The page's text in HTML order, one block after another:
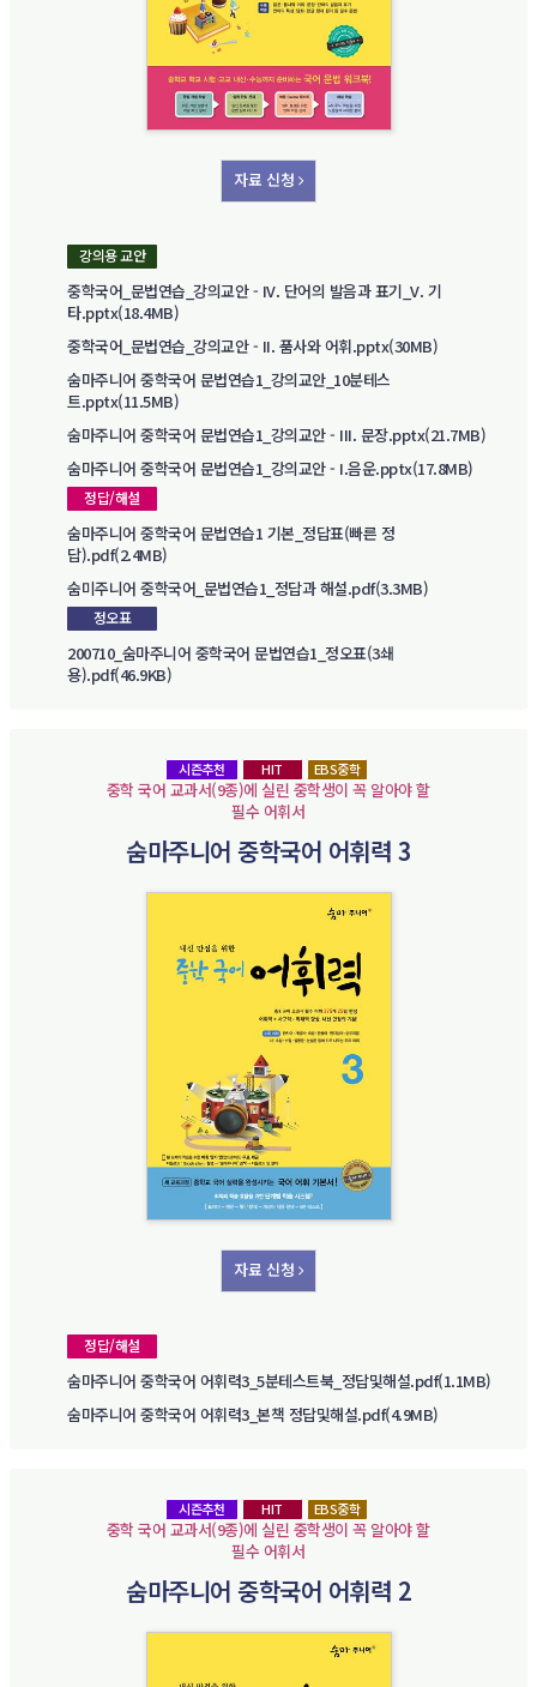
자료 신청
강의용 교안
중학국어_문법연습_강의교안 - IV. 단어의 발음과 표기_V. 기
타.pptx(18.4MB)
중학국어_문법연습_강의교안 - II. 품사와 어휘.pptx(30MB)
숨마주니어 중학국어 문법연습1_강의교안_10분테스
트.pptx(11.5MB)
숨마주니어 중학국어 문법연습1_강의교안 - III. 문장.pptx(21.7MB)
숨마주니어 중학국어 문법연습1_강의교안 - I.음운.pptx(17.8MB)
정답/해설
숨마주니어 중학국어 문법연습1 기본_정답표(빠른 정
답).pdf(2.4MB)
숨미주니어 중학국어_문법연습1_정답과 해설.pdf(3.3MB)
정오표
200710_숨마주니어 중학국어 문법연습1_정오표(3쇄
용).pdf(46.9KB)
시즌추천 HIT EBS중학
중학 국어 교과서(9종)에 실린 중학생이 꼭 알아야 할
필수 어휘서
숨마주니어 중학국어 어휘력 3
자료 신청
정답/해설
숨마주니어 중학국어 어휘력3_5분테스트북_정답및해설.pdf(1.1MB)
숨마주니어 중학국어 어휘력3_본책 정답및해설.pdf(4.9MB)
시즌추천 HIT EBS중학
중학 국어 교과서(9종)에 실린 중학생이 꼭 알아야 할
필수 어휘서
숨마주니어 중학국어 어휘력 2